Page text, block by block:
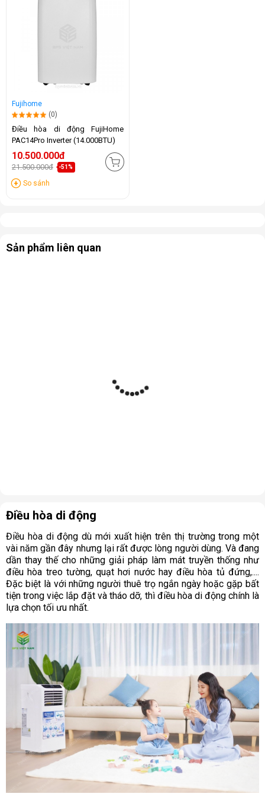
Fujihome
(0)
Điều hòa di động FujiHome
PAC14Pro Inverter (14.000BTU)
10.500.000đ
21.500.000đ -51%
So sánh
Sản phẩm liên quan
Điều hòa di động
Điều hòa di động dù mới xuất hiện trên thị trường trong một
vài năm gần đây nhưng lại rất được lòng người dùng. Và đang
dần thay thế cho những giải pháp làm mát truyền thống như
điều hòa treo tường, quạt hơi nước hay điều hòa tủ đứng,....
Đặc biệt là với những người thuê trọ ngắn ngày hoặc gặp bất
tiện trong việc lắp đặt và tháo dỡ, thì điều hòa di động chính là
lựa chọn tối ưu nhất.